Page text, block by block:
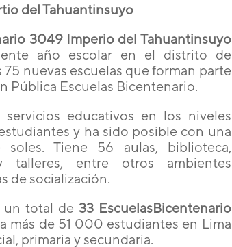
del Tahuantinsuyo
3049 Imperio del Tahuantinsuyo
año escolar en el distrito de
nuevas escuelas que forman parte
Pública Escuelas Bicentenario.
educativos en los niveles
y ha sido posible con una
Tiene 56 aulas, biblioteca,
talleres, entre otros ambientes
de socialización.
un total de 33 EscuelasBicentenario
más de 51 000 estudiantes en Lima
primaria y secundaria.